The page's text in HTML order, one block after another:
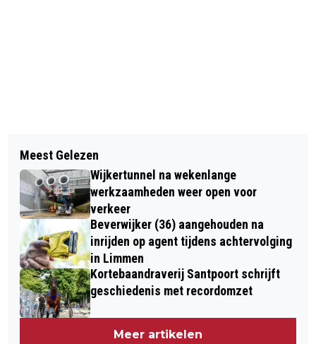
KONINGSDAG 2025: (BIJNA) JARIGE
KONING TRAPT AF IN DOETINCHEM,
EN HEEL NEDERLAND VOLGT
HAK WAARSCHUWT VOOR RUBBER IN
BOERENKOOL EN SPINAZIE
Meest Gelezen
Wijkertunnel na wekenlange
werkzaamheden weer open voor
verkeer
Beverwijker (36) aangehouden na
inrijden op agent tijdens achtervolging
in Limmen
Kortebaandraverij Santpoort schrijft
geschiedenis met recordomzet
Meer artikelen